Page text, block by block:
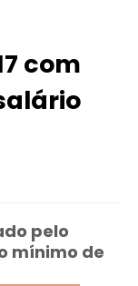
com
pelo
mínimo de